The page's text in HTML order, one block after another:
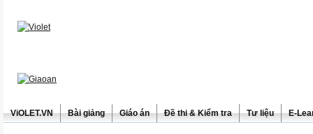
ViOLET.VN Bài giảng Giáo án Đề thi & Kiểm tra Tư liệu E-